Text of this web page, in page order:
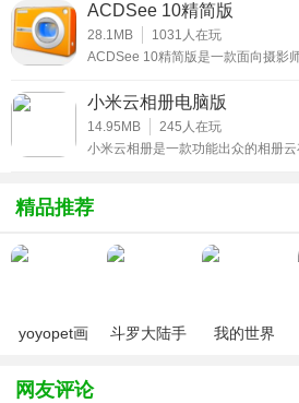
小米云相册怎么恢复到本地？
1、使用自己的小米云帐号登陆服务
2、选到相册，选择自己想要下载的
载，如果你下载得多的话，可能会
3、下载下来的压缩包解压到你需要
看到了。
小编点评
ACDSee 10精简版
28.1MB 1031 人在玩
ACDSee 10精简版是一款面向摄影
安装方式，安装包大小约为原版的
一些多余的功能，只保留一些实用的
RAW插件、镜头矫正、查找重复、
格式支持、保留ZIP支持、RAR支持
小米云相册电脑版
14.95MB 245 人在玩
小米云相册是一款功能出众的相册
了，并且当你手机空间不够用的时候
软件中进行管理，功能强大，有需要
精品推荐
yoyopet画
（120帧超
高清）
斗罗大陆手
我的世界
网友评论